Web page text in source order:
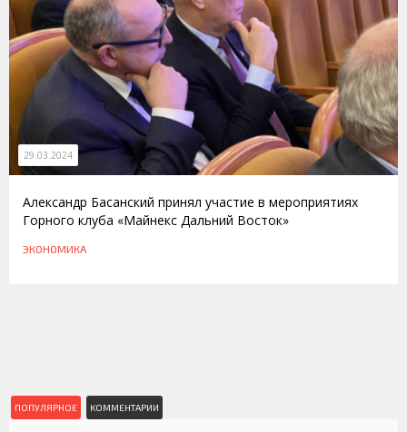
29.03.2024
Александр Басанский принял участие в мероприятиях
Горного клуба «Майнекс Дальний Восток»
ЭКОНОМИКА
ПОПУЛЯРНОЕ КОММЕНТАРИИ